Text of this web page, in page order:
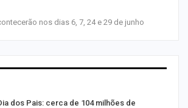
nos dias 6, 7, 24 e 29 de junho
dos Pais: cerca de 104 milhões de